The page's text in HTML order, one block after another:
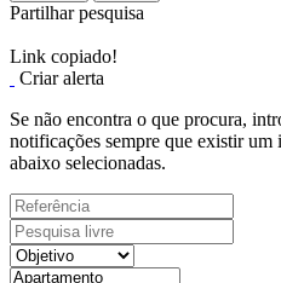
Partilhar pesquisa
Link copiado!
Criar alerta
Se não encontra o que procura,
notificações sempre que existir um
abaixo selecionadas.